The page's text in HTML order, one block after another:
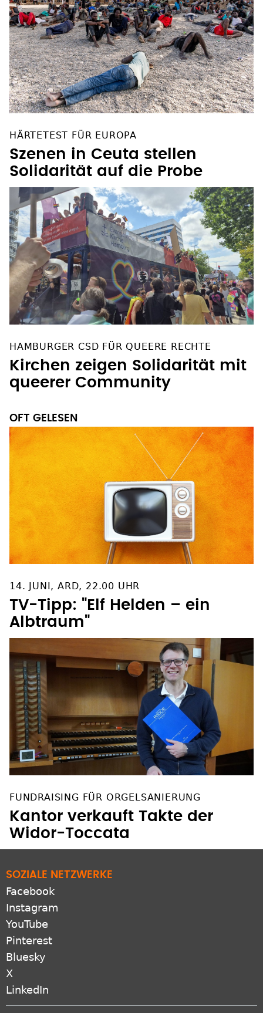
HÄRTETEST FÜR EUROPA
Szenen in Ceuta stellen
Solidarität auf die Probe
HAMBURGER CSD FÜR QUEERE RECHTE
Kirchen zeigen Solidarität mit
queerer Community
OFT GELESEN
14. JUNI, ARD, 22.00 UHR
TV-Tipp: "Elf Helden – ein
Albtraum"
FUNDRAISING FÜR ORGELSANIERUNG
Kantor verkauft Takte der
Widor-Toccata
SOZIALE NETZWERKE
Facebook
Instagram
YouTube
Pinterest
Bluesky
X
LinkedIn